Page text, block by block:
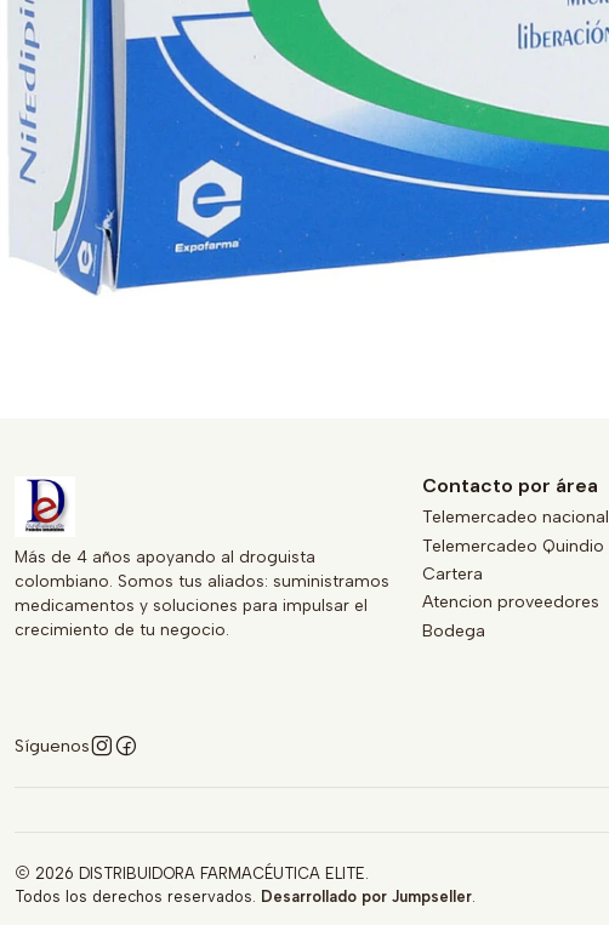
Más de 4 años apoyando al droguista
colombiano. Somos tus aliados: suministramos
medicamentos y soluciones para impulsar el
crecimiento de tu negocio.
Síguenos
Contacto por área
Telemercadeo nacional
Telemercadeo Quindio
Cartera
Atencion proveedores
Bodega
2026 DISTRIBUIDORA FARMACÉUTICA ELITE.
Todos los derechos reservados. Desarrollado por Jumpseller.